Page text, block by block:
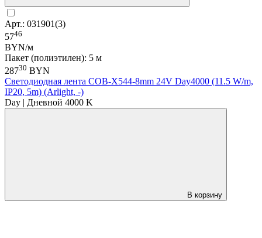
Арт.: 031901(3)
5746
BYN/м
Пакет (полиэтилен): 5 м
28730 BYN
Светодиодная лента COB-X544-8mm 24V Day4000 (11.5 W/m,
IP20, 5m) (Arlight, -)
Day | Дневной 4000 K
В корзину